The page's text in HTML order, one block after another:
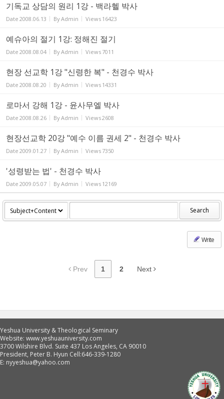
기독교 상담의 원리 1강 - 백라헬 박사
Date 2008.06.13 ByAdmin Views 16423
예슈아의 절기 1강: 정해진 절기
Date 2008.08.04 ByAdmin Views 7011
현장 선교학 1강 "신령한 복" - 천경수 박사
Date 2008.08.20 ByAdmin Views 14331
로마서 강해 1강 - 윤사무엘 박사
Date 2008.08.26 ByAdmin Views2608
현장선교학 20강 "예수 이름 권세 2" - 천경수 박사
Date 2009.01.27 ByAdmin Views 7350
'성령받는 법' - 천경수 박사
Date 2009.05.07 ByAdmin Views 12169
Search
Write
Prev 1 2 Next
Yeshua University & Theological Seminary
Website: www.yeshuauniversity.com
3700 Wilshire Blvd. Suite 437 Los Angeles, CA 90010
President, Peter B. Hyun Cell:646-339-1280
E: nyyeshua@yahoo.com